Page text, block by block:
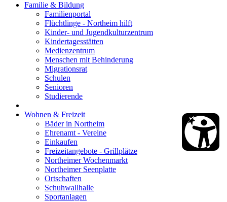
Familie & Bildung
Familienportal
Flüchtlinge - Northeim hilft
Kinder- und Jugendkulturzentrum
Kindertagesstätten
Medienzentrum
Menschen mit Behinderung
Migrationsrat
Schulen
Senioren
Studierende
Wohnen & Freizeit
Bäder in Northeim
Ehrenamt - Vereine
Einkaufen
Freizeitangebote - Grillplätze
Northeimer Wochenmarkt
Northeimer Seenplatte
Ortschaften
Schuhwallhalle
Sportanlagen